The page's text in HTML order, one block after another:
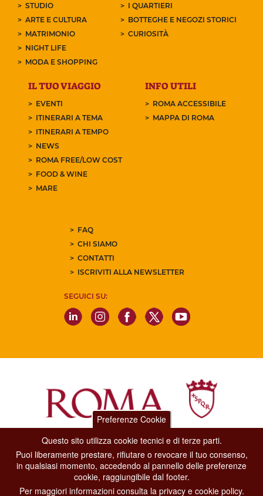
STUDIO
ARTE E CULTURA
MATRIMONIO
NIGHT LIFE
MODA E SHOPPING
I QUARTIERI
BOTTEGHE E NEGOZI STORICI
CURIOSITÀ
IL TUO VIAGGIO
EVENTI
ITINERARI A TEMA
ITINERARI A TEMPO
NEWS
ROMA FREE/LOW COST
FOOD & WINE
MARE
INFO UTILI
ROMA ACCESSIBILE
MAPPA DI ROMA
FAQ
CHI SIAMO
CONTATTI
ISCRIVITI ALLA NEWSLETTER
SEGUICI SU:
Dipartimento Grandi Eventi, Sport, Turismo e Moda.
Via di San Basilio, 51
00187 Roma
Preferenze Cookie
Questo sito utilizza cookie tecnici e di terze parti.
Puoi liberamente prestare, rifiutare o revocare il tuo consenso,
in qualsiasi momento, accedendo al pannello delle preferenze
cookie, raggiungibile dal footer.
Per maggiori informazioni consulta la privacy e cookie policy.